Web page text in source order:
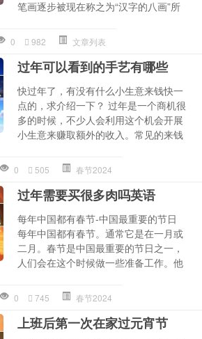
笔画逐步被现在称之为“汉字的八画”所
0 982 文章列表
过年可以看到的手艺有哪些
快过年了，有没有什么小生意来钱快一
点的，求介绍一下？ 过年是一个商机很
多的时候，不少人会利用这个机会开展
小生意来赚取额外的收入。常见的来钱
0 505 春节2024
过年需要买很多肉吗英语
每年中国都有春节-中国最重要的节日
每年中国都有春节。通常它是在一月或
二月。春节是中国最重要的节日之一，
人们会在这个时候做一些准备工作。他
0 745 春节2024
上班后第一次在家过元宵节